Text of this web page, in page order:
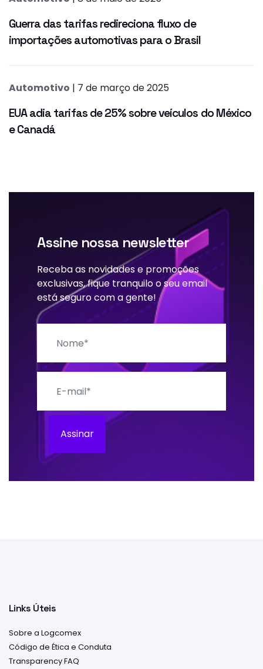
Guerra das tarifas redireciona fluxo de
importações automotivas para o Brasil
Automotivo | 7 de março de 2025
EUA adia tarifas de 25% sobre veículos do México
e Canadá
Assine nossa newsletter
Receba as novidades e promoções
exclusivas, fique tranquilo o seu email
está seguro com a gente!
Assinar
Links Úteis
Sobre a Logcomex
Código de Ética e Conduta
Transparency FAQ